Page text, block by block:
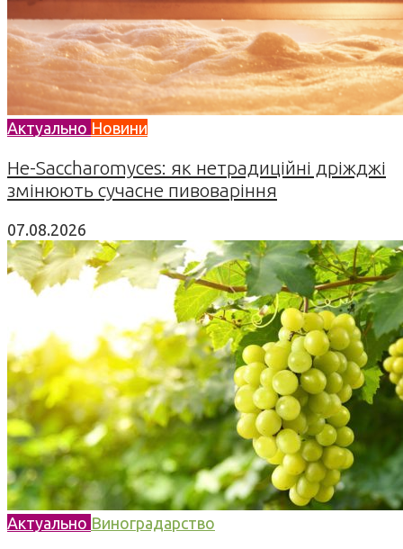
Актуально Новини
Не-Saccharomyces: як нетрадиційні дріжджі
змінюють сучасне пивоваріння
07.08.2026
Актуально Виноградарство